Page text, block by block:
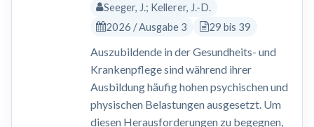
Seeger, J.; Kellerer, J.-D.
2026 / Ausgabe 3
29 bis 39
Auszubildende in der Gesundheits- und
Krankenpflege sind während ihrer
Ausbildung häufig hohen psychischen und
physischen Belastungen ausgesetzt. Um
diesen Herausforderungen zu begegnen,